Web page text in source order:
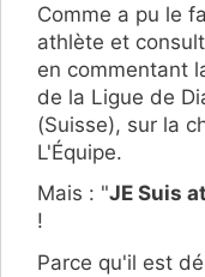
Comme a pu le
athlète et
en commentant
de la Ligue de
(Suisse), sur la
L'Équipe.
Mais : "JE Suis
!
Parce qu'il est